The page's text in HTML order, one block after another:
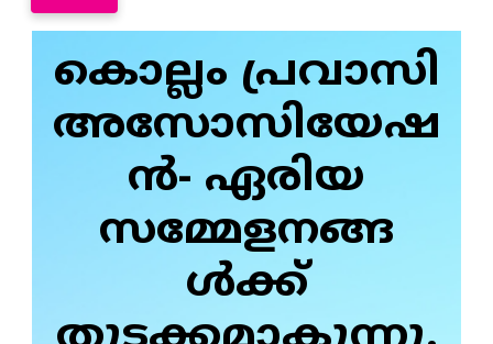
കൊല്ലം പ്രവാസി
അസോസിയേഷ
ന്‍- ഏരിയ
സമ്മേളനങ്ങ
ള്‍ക്ക്